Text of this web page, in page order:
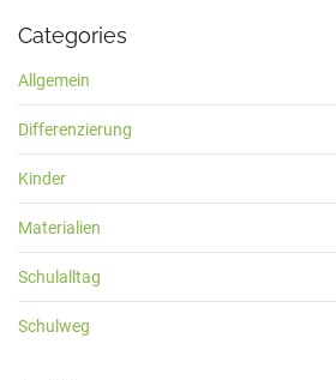
Categories
Allgemein
Differenzierung
Kinder
Materialien
Schulalltag
Schulweg